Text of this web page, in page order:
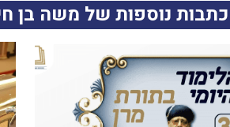
כתבות נוספות של משה בן